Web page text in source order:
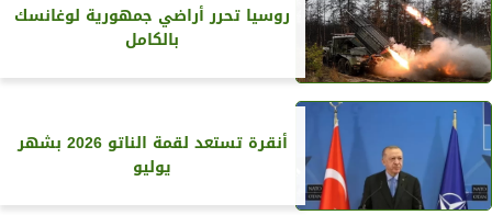
روسيا تحرر أراضي جمهورية لوغانسك
بالكامل
أنقرة تستعد لقمة الناتو 2026 بشهر
يوليو